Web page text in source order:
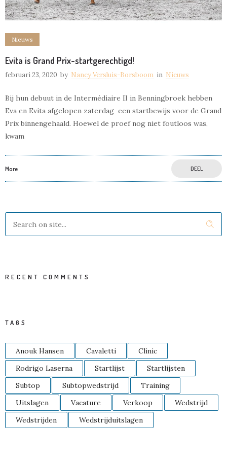
Nieuws
Evita is Grand Prix-startgerechtigd!
februari 23, 2020 by Nancy Versluis-Borsboom in Nieuws
Bij hun debuut in de Intermédiaire II in Benningbroek hebben
Eva en Evita afgelopen zaterdag een startbewijs voor de Grand
Prix binnengehaald. Hoewel de proef nog niet foutloos was,
kwam
More DEEL
RECENT COMMENTS
TAGS
Anouk Hansen Cavaletti
Clinic
Rodrigo Laserna
Startlijst
Startlijsten
Subtop
Subtopwedstrijd
Training
Uitslagen
Vacature Verkoop
Wedstrijd
Wedstrijden
Wedstrijduitslagen